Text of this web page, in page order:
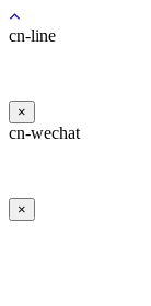
cn-line
×
cn-wechat
×